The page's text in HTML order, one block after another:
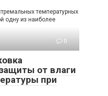
температурных
одну из наиболее
0
от влаги
при